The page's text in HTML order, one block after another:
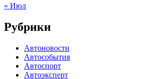
« Июл
Рубрики
Автоновости
Автособытия
Автоспорт
Автоэксперт